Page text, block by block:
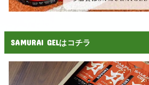
SAMURAI GELはコチラ